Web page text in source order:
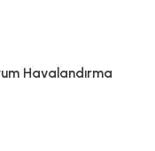
Havalandırma